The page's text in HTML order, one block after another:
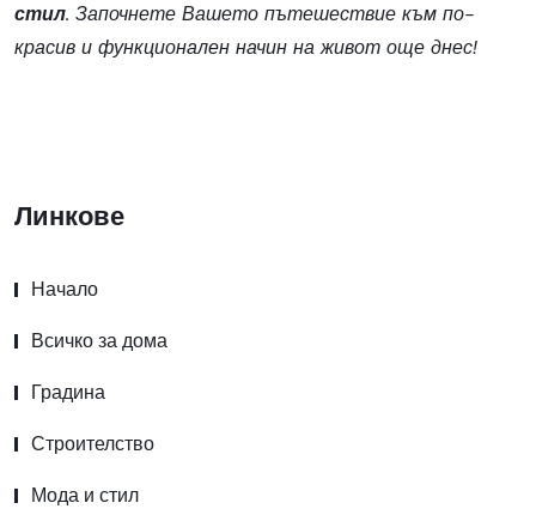
стил. Започнете Вашето пътешествие към по-
красив и функционален начин на живот още днес!
Линкове
Начало
Всичко за дома
Градина
Строителство
Мода и стил